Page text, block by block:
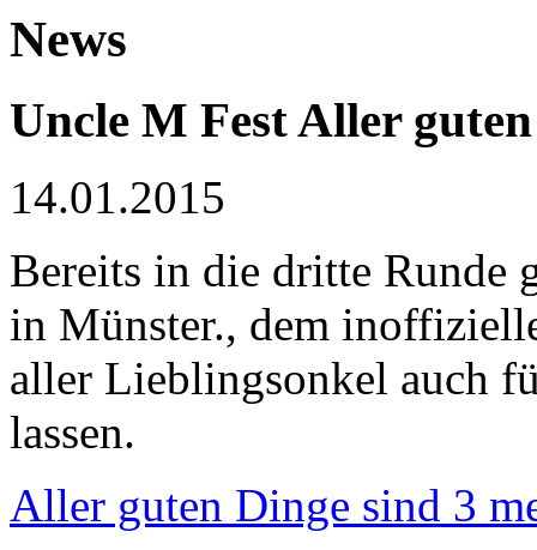
News
Uncle M FestAller
14.01.2015
Bereits in die dritte Runde
in Münster., dem
aller Lieblingsonkel auch
lassen.
Aller guten Dinge sind 3